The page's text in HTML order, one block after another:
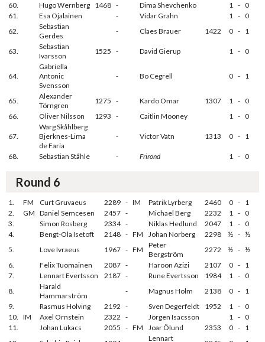
60.
Hugo Wernberg 1468 - Dima Shevchenko 1 - 0
61.
Esa Ojalainen - Vidar Grahn 1 - 0
62.
Sebastian
Gerdes
- Claes Brauer 1422 0 - 1
63.
Sebastian
Ivarsson
1525 - David Gierup 1 - 0
64.
Gabriella
Antonic
Svensson
- Bo Cegrell 0 - 1
65.
Alexander
Törngren
1275 - Kardo Omar 1307 1 - 0
66.
Oliver Nilsson 1293 - Caitlin Mooney 1 - 0
67.
Warg Skåhlberg
Bjerknes-Lima
de Faria
- Victor Vatn 1313 0 - 1
68. Sebastian Ståhle - Frirond 1 - 0
Round 6
1. FM Curt Gruvaeus 2289 - IM Patrik Lyrberg 2460 0 - 1
2.
GM Daniel Semcesen 2457 - Michael Berg 2232 1 - 0
3.
Simon Rosberg 2334 - Niklas Hedlund 2047 1 - 0
4.
Bengt-Ola Isetoft 2148 - FM Johan Norberg 2298 ½ - ½
5.
Love Ivraeus 1967 - FM
Peter
Bergström
2272 ½ - ½
6.
Felix Tuomainen 2087 - Haroon Azizi 2107 0 - 1
7.
Lennart Evertsson 2187 - Rune Evertsson 1984 1 - 0
8.
Harald
Hammarström
- Magnus Holm 2138 0 - 1
9.
Rasmus Holving 2192 - Sven Degerfeldt 1952 1 - 0
10. IM Axel Ornstein 2322 - Jörgen Isacsson 1 - 0
11.
Johan Lukacs 2055 - FM Joar Ölund 2353 0 - 1
Lennart